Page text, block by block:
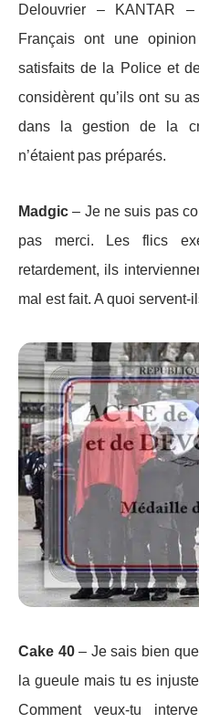
Delouvrier – KANTAR
Français ont une
satisfaits de la Police et
considèrent qu’ils ont su
dans la gestion de la
n’étaient pas préparés.
Madgic – Je ne suis pas
pas merci. Les flics
retardement, ils
mal est fait. A quoi servent-
Cake 40– Je sais bien
la gueule mais tu es
Comment veux-tu